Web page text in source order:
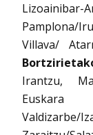
Lizoainibar-
Pamplona/
Villava/
Irantzu,
Euskara
Valdizarbe/